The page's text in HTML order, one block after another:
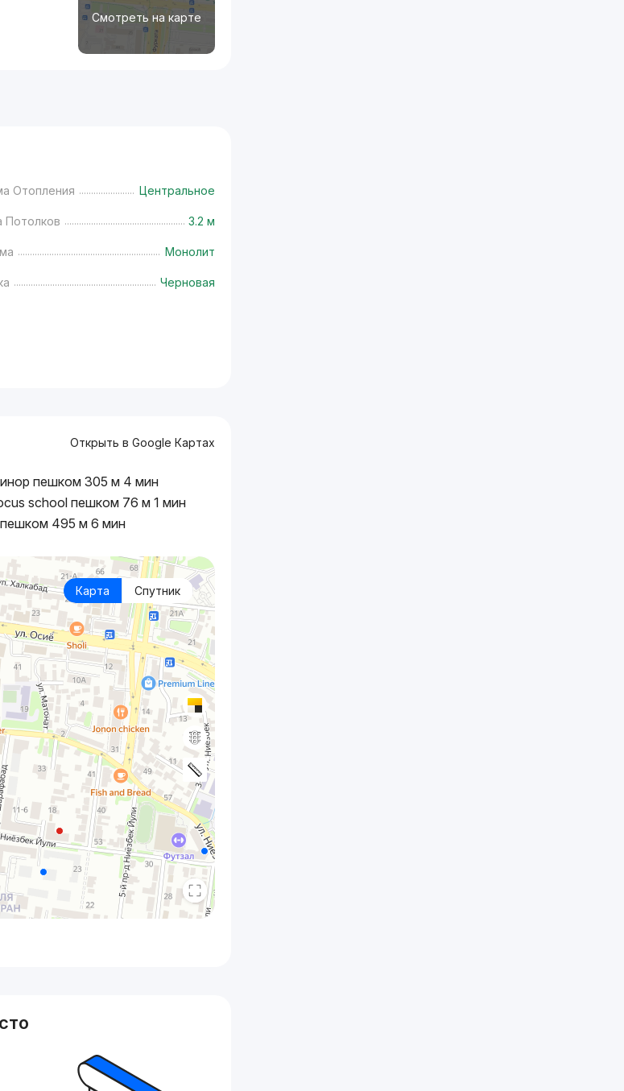
Смотреть на карте
Отопления Центральное
Потолков 3.2 м
Монолит
Черновая
Открыть в Google Картах
пешком 305 м 4 мин
school пешком 76 м 1 мин
пешком 495 м 6 мин
Карта Спутник